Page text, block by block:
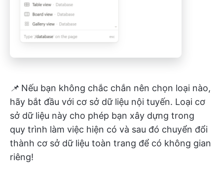
📌 Nếu bạn không chắc chắn nên chọn loại nào,
hãy bắt đầu với cơ sở dữ liệu nội tuyến. Loại cơ
sở dữ liệu này cho phép bạn xây dựng trong
quy trình làm việc hiện có và sau đó chuyển đổi
thành cơ sở dữ liệu toàn trang để có không gian
riêng!